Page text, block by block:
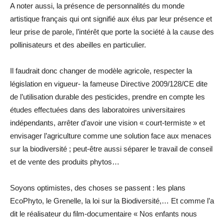
A noter aussi, la présence de personnalités du monde
artistique français qui ont signifié aux élus par leur présence et
leur prise de parole, l’intérêt que porte la société à la cause des
pollinisateurs et des abeilles en particulier.
Il faudrait donc changer de modèle agricole, respecter la
législation en vigueur- la fameuse Directive 2009/128/CE dite
de l’utilisation durable des pesticides, prendre en compte les
études effectuées dans des laboratoires universitaires
indépendants, arrêter d’avoir une vision « court-termiste » et
envisager l’agriculture comme une solution face aux menaces
sur la biodiversité ; peut-être aussi séparer le travail de conseil
et de vente des produits phytos…
Soyons optimistes, des choses se passent : les plans
EcoPhyto, le Grenelle, la loi sur la Biodiversité,… Et comme l’a
dit le réalisateur du film-documentaire « Nos enfants nous